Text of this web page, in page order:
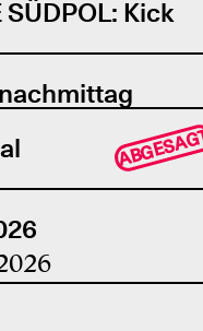
SÜDPOL: Kick